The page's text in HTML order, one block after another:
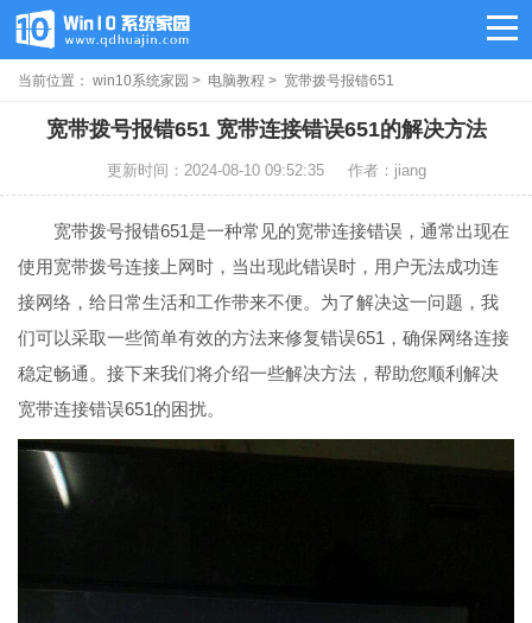
当前位置： win10系统家园 > 电脑教程 > 宽带拨号报错651
宽带拨号报错651 宽带连接错误651的解决方法
更新时间：2024-08-10 09:52:35 作者：jiang
宽带拨号报错651是一种常见的宽带连接错误，通常出现在
使用宽带拨号连接上网时，当出现此错误时，用户无法成功连
接网络，给日常生活和工作带来不便。为了解决这一问题，我
们可以采取一些简单有效的方法来修复错误651，确保网络连接
稳定畅通。接下来我们将介绍一些解决方法，帮助您顺利解决
宽带连接错误651的困扰。